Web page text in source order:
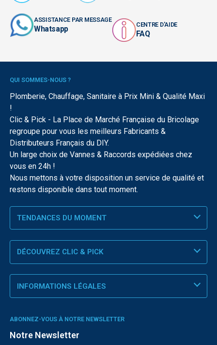
ASSISTANCE PAR MESSAGE
Whatsapp CENTRE D'AIDE
FAQ
QUI SOMMES-NOUS ?
Plomberie, Chauffage, Sanitaire à Prix Mini & Qualité Maxi
!
Clic & Pick - La Place de Marché Française du Bricolage
regroupe pour vous les meilleurs Fabricants &
Distributeurs Français du DIY.
Un large choix de Vannes & Raccords expédiées chez
vous en 24h !
Nous mettons à votre disposition un service de qualité et
restons disponible dans tout moment.
TENDANCES DU MOMENT
DÉCOUVREZ CLIC & PICK
INFORMATIONS LÉGALES
ABONNEZ-VOUS À NOTRE NEWSLETTER
Notre Newsletter